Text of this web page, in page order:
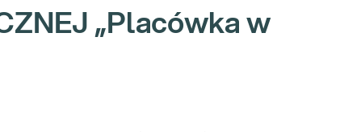
„Placówka w